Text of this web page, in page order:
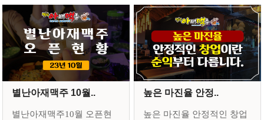
별난아재맥주 10월..
별난아재맥주10월 오픈현
높은 마진율 안정..
높은 마진율 안정적인 창업